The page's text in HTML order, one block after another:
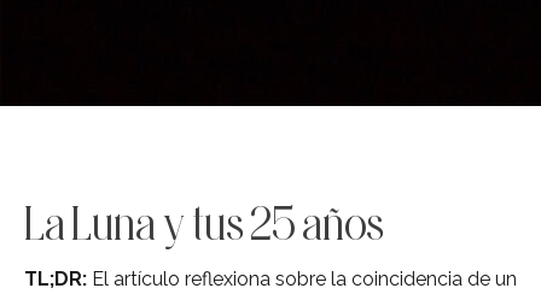
La Luna y tus 25 años
TL;DR: El artículo reflexiona sobre la coincidencia de un